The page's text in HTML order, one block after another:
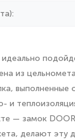
из
и
— замок
делают эту